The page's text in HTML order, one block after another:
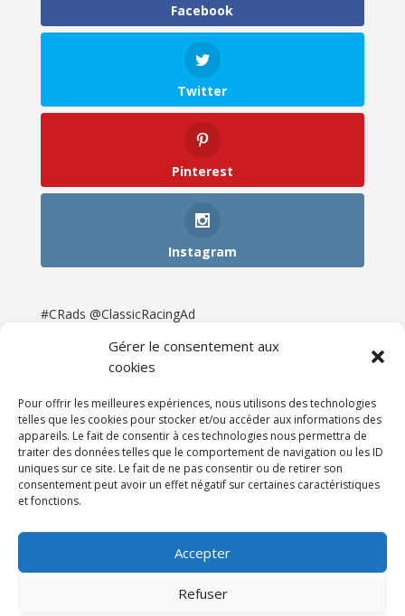
Gérer le consentement aux
cookies
Pour offrir les meilleures expériences, nous utilisons des technologies
telles que les cookies pour stocker et/ou accéder aux informations des
appareils. Le fait de consentir à ces technologies nous permettra de
traiter des données telles que le comportement de navigation ou les ID
uniques sur ce site. Le fait de ne pas consentir ou de retirer son
consentement peut avoir un effet négatif sur certaines caractéristiques
et fonctions.
Accepter
Refuser
Facebook
Twitter
Pinterest
Instagram
#CRads @ClassicRacingAd
Newsletter & Presse
Partenaires
Tarifs
Espace Client